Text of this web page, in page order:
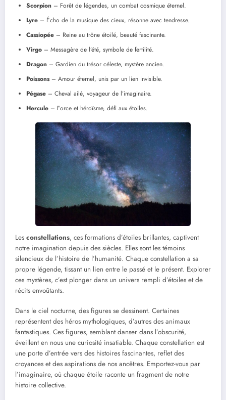
Scorpion – Forêt de légendes, un combat cosmique éternel.
Lyre – Écho de la musique des cieux, résonne avec tendresse.
Cassiopée – Reine au trône étoilé, beauté fascinante.
Virgo – Messagère de l’été, symbole de fertilité.
Dragon – Gardien du trésor céleste, mystère ancien.
Poissons– Amour éternel, unis par un lien invisible.
Pégase – Cheval ailé, voyageur de l’imaginaire.
Hercule – Force et héroïsme, défi aux étoiles.
Les constellations, ces formations d’étoiles brillantes, captivent
notre imagination depuis des siècles. Elles sont les témoins
silencieux de l’histoire de l’humanité. Chaque constellation a sa
propre légende, tissant un lien entre le passé et le présent. Explorer
ces mystères, c’est plonger dans un univers rempli d’étoiles et de
récits envoûtants.
Dans le ciel nocturne, des figures se dessinent. Certaines
représentent des héros mythologiques, d’autres des animaux
fantastiques. Ces figures, semblant danser dans l’obscurité,
éveillent en nous une curiosité insatiable. Chaque constellation est
une porte d’entrée vers des histoires fascinantes, reflet des
croyances et des aspirations de nos ancêtres. Emportez-vous par
l’imaginaire, où chaque étoile raconte un fragment de notre
histoire collective.